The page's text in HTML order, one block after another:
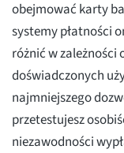
obejmować karty
systemy płatności
różnić w zależności
doświadczonych
najmniejszego
przetestujesz
niezawodności